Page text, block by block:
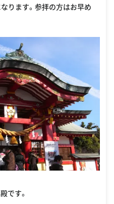
ります。参拝の方はお早め
です。